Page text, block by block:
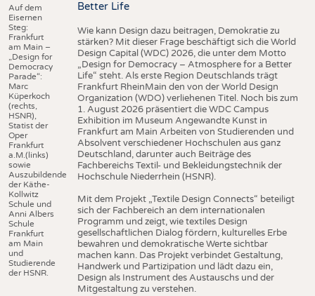
Auf dem
Eisernen
Steg:
Frankfurt
am Main –
„Design for
Democracy
Parade“:
Marc
Küperkoch
(rechts,
HSNR),
Statist der
Oper
Frankfurt
a.M.(links)
sowie
Auszubildende
der Käthe-
Kollwitz
Schule und
Anni Albers
Schule
Frankfurt
am Main
und
Studierende
der HSNR.
Better Life
Wie kann Design dazu beitragen, Demokratie zu
stärken? Mit dieser Frage beschäftigt sich die World
Design Capital (WDC) 2026, die unter dem Motto
„Design for Democracy – Atmosphere for a Better
Life“ steht. Als erste Region Deutschlands trägt
Frankfurt RheinMain den von der World Design
Organization (WDO) verliehenen Titel. Noch bis zum
1. August 2026 präsentiert die WDC Campus
Exhibition im Museum Angewandte Kunst in
Frankfurt am Main Arbeiten von Studierenden und
Absolvent verschiedener Hochschulen aus ganz
Deutschland, darunter auch Beiträge des
Fachbereichs Textil- und Bekleidungstechnik der
Hochschule Niederrhein (HSNR).
Mit dem Projekt „Textile Design Connects“ beteiligt
sich der Fachbereich an dem internationalen
Programm und zeigt, wie textiles Design
gesellschaftlichen Dialog fördern, kulturelles Erbe
bewahren und demokratische Werte sichtbar
machen kann. Das Projekt verbindet Gestaltung,
Handwerk und Partizipation und lädt dazu ein,
Design als Instrument des Austauschs und der
Mitgestaltung zu verstehen.